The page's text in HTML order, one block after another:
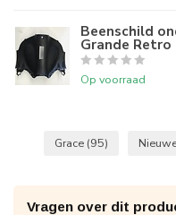
Beenschild
Grande Retro
Op voorraad
Grace (95)
Vragen over dit